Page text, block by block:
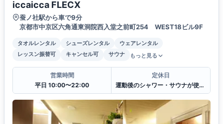
iccaicca FLECX
蚕ノ社駅から車で9分
京都市中京区六角通東洞院西入堂之前町254 WEST18ビル9F
タオルレンタル シューズレンタル
ウェアレンタル
レッスン振替可
キャンセル可 サウナ もっと見る
営業時間
平日 10:00〜22:00
定休日
運動後のシャワー・サウナが使えます